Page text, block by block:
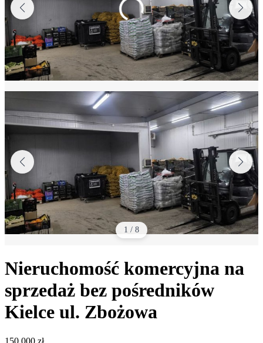
1 / 8
Nieruchomość komercyjna na
sprzedaż bez pośredników
Kielce ul. Zbożowa
150 000 zł